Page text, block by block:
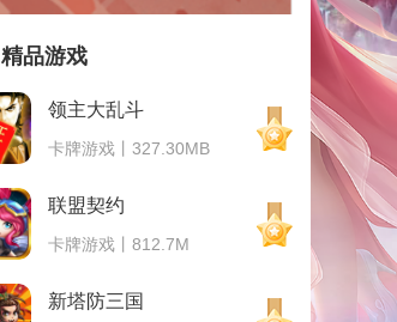
精品游戏
领主大乱斗
卡牌游戏丨327.30MB
联盟契约
卡牌游戏丨812.7M
新塔防三国